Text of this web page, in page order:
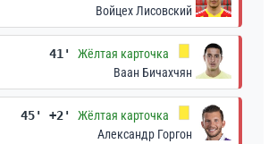
Войцех Лисовский
41'
Жёлтая карточка
Ваан Бичахчян
45' +2'
Жёлтая карточка
Александр Горгон